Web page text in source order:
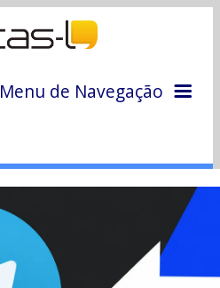
Menu de Navegação